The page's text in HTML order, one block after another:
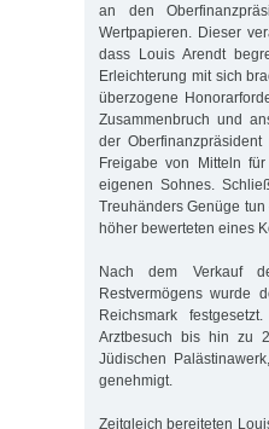
an den
Wertpapieren. Dieser
dass Louis Arendt
Erleichterung mit sich
überzogene
Zusammenbruch und
der
Freigabe von Mitteln
eigenen Sohnes.
Treuhänders Genüge
höher bewerteten eines
Nach dem Verkauf
Restvermögens wurde
Reichsmark
Arztbesuch bis hin zu
Jüdischen
genehmigt.
Zeitgleich bereiteten